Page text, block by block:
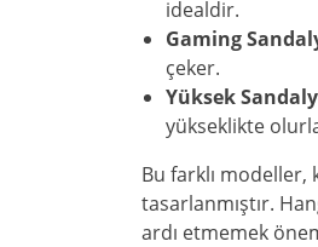
idealdir.
Gaming
çeker.
Yüksek
yükseklikte
Bu farklı modeller,
tasarlanmıştır.
ardı etmemek